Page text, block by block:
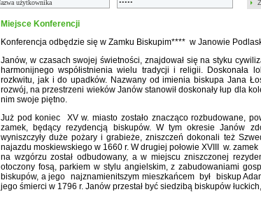
Miejsce Konferencji
Konferencja odbędzie się w Zamku Biskupim**** w Janowie
Janów, w czasach swojej świetności, znajdował się na styku
harmonijnego współistnienia wielu tradycji i religii. Doskonała
rozkwitu, jak i do upadków. Nazwany od imienia biskupa Jana
rozwój, na przestrzeni wieków Janów stanowił doskonały łup dla
nim swoje piętno.
Już pod koniec XV w. miasto zostało znacząco rozbudowane,
zamek, będący rezydencją biskupów. W tym okresie Janów
wyniszczyły duże pożary i grabieże, zniszczeń dokonali też
najazdu moskiewskiego w 1660 r. W drugiej połowie XVIII w. zamek
na wzgórzu został odbudowany, a w miejscu zniszczonej
otoczony fosą, parkiem w stylu angielskim, z zabudowaniami
biskupów, a jego najznamienitszym mieszkańcem był biskup
jego śmierci w 1796 r. Janów przestał być siedzibą biskupów